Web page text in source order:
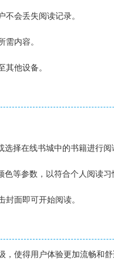
会丢失阅读记录。
需内容。
其他设备。
择在线书城中的书籍进行阅
等参数，以符合个人阅读习
面即可开始阅读。
，使得用户体验更加流畅和